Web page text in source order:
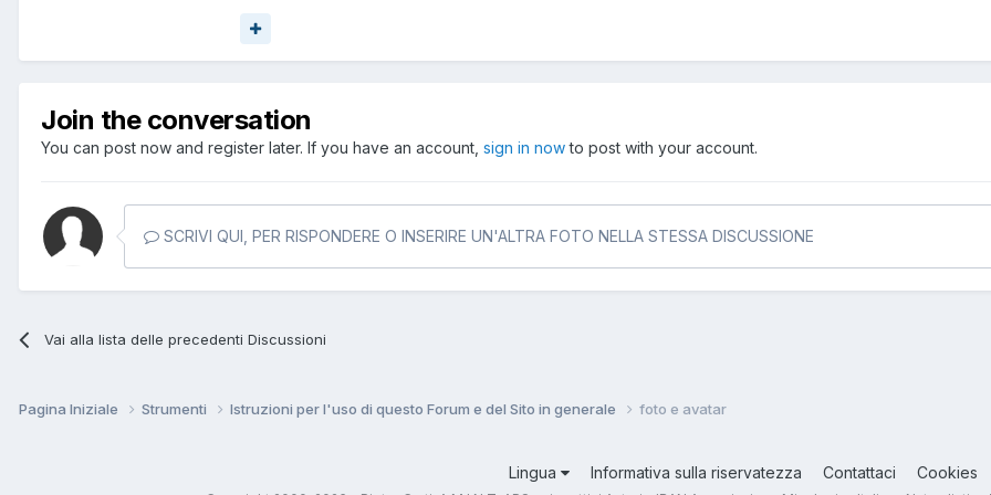
Join the conversation
You can post now and register later. If you have an account, sign in nowto post with your account.
SCRIVI QUI, PER RISPONDERE O INSERIRE UN'ALTRA FOTO NELLA STESSA DISCUSSIONE
Vai alla lista delle precedenti Discussioni
Pagina Iniziale Strumenti Istruzioni per l'uso di questo Forum e del Sito in generale foto e avatar
Lingua Informativa sulla riservatezza Contattaci Cookies